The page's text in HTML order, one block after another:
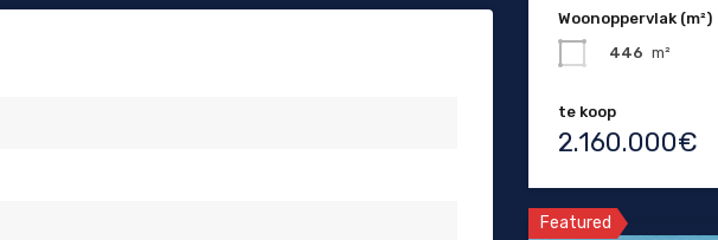
Woonoppervlak (m²)
446 m²
te koop
2.160.000€
Featured